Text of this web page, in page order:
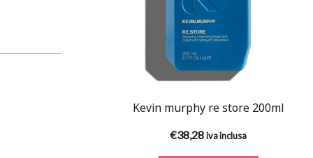
Kevin murphy re store 200ml
€38,28iva inclusa